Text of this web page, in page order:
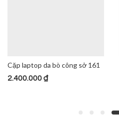
Cặp laptop da bò công sở 161
2.400.000₫